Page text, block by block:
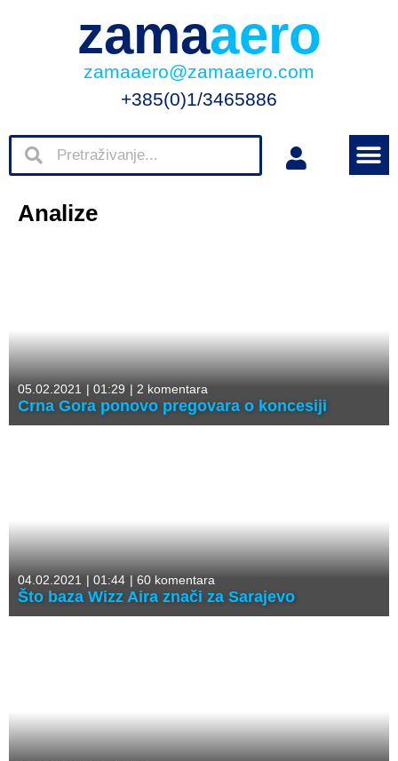
zamaaero
zamaaero@zamaaero.com
+385(0)1/3465886
Analize
05.02.2021 | 01:29 | 2 komentara
Crna Gora ponovo pregovara o koncesiji
04.02.2021 | 01:44 | 60 komentara
Što baza Wizz Aira znači za Sarajevo